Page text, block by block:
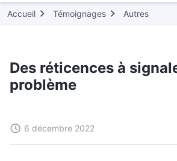
Accueil Témoignages Autres
Des réticences à
problème
6 décembre 2022